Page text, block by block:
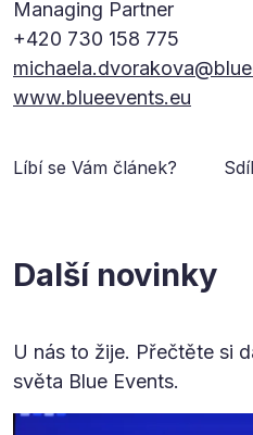
Managing Partner
+420 730 158 775
www.blueevents.eu
Líbí se Vám článek?
Další novinky
U nás to žije. Přečtěte si
světa Blue Events.